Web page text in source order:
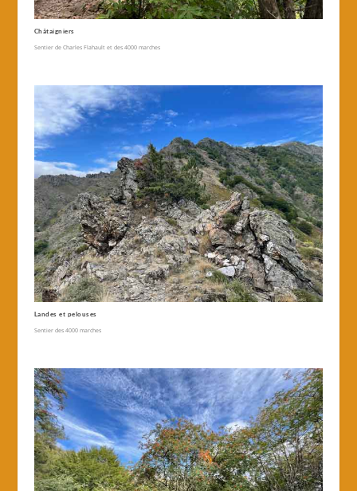
Châtaigniers
Sentier de Charles Flahault et des 4000 marches
Landes et pelouses
Sentier des 4000 marches